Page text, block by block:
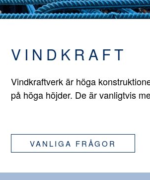
VINDKRAFT
Vindkraftverk är höga
på höga höjder. De är vanligtvis
VANLIGA FRÅGOR